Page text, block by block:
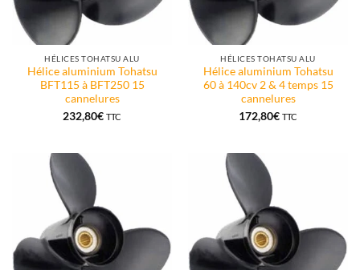
HÉLICES TOHATSU ALU
Hélice aluminium Tohatsu
BFT115 à BFT250 15
cannelures
232,80€ TTC
HÉLICES TOHATSU ALU
Hélice aluminium Tohatsu
60 à 140cv 2 & 4 temps 15
cannelures
172,80€ TTC